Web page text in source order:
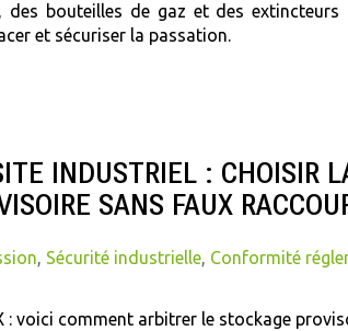
bouteilles de gaz et des extincteurs
et sécuriser la passation.
INDUSTRIEL : CHOISIR
SANS FAUX
, Sécurité industrielle, Conformité
: voici comment arbitrer le stockage